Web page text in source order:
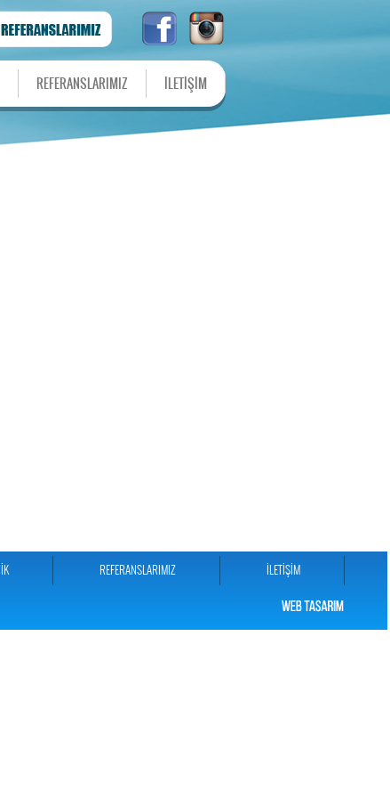
REFERANSLARIMIZ İLETİŞİM
İK REFERANSLARIMIZ İLETİŞİM